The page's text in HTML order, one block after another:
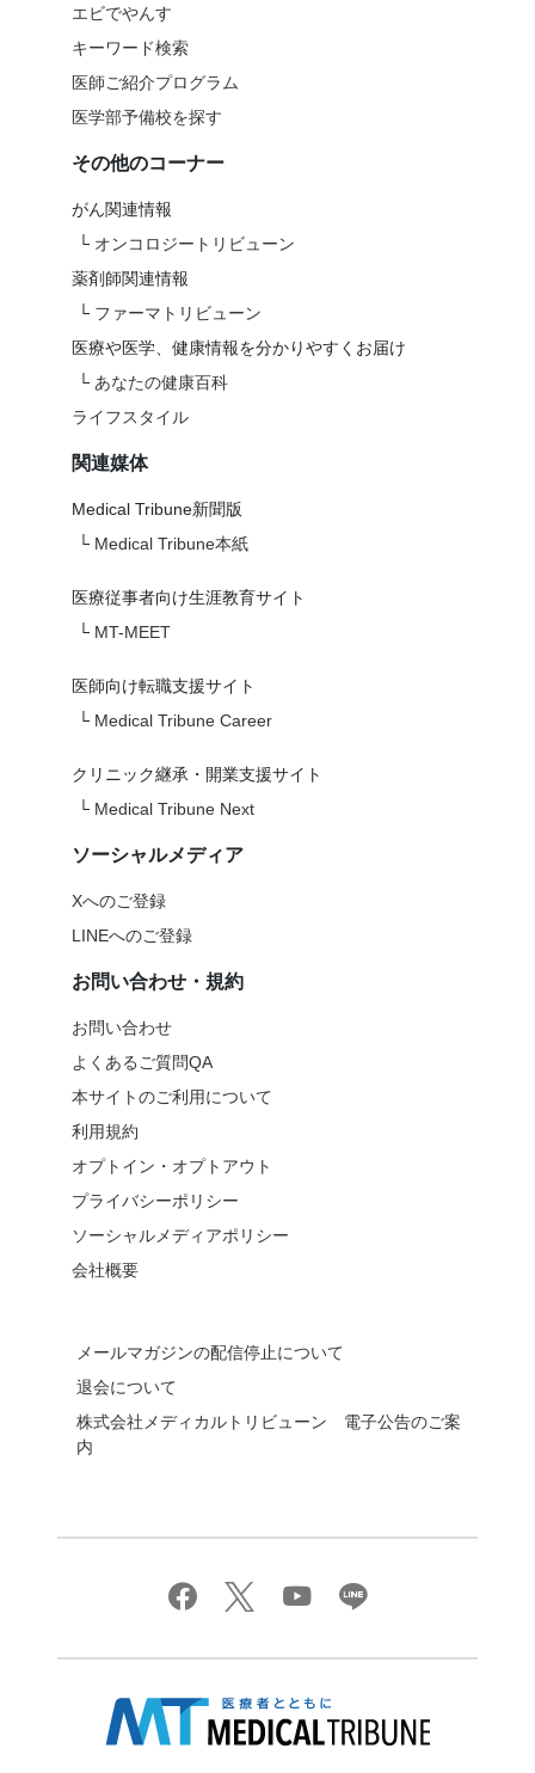
エビでやんす
キーワード検索
医師ご紹介プログラム
医学部予備校を探す
その他のコーナー
がん関連情報
└ オンコロジートリビューン
薬剤師関連情報
└ ファーマトリビューン
医療や医学、健康情報を分かりやすくお届け
└ あなたの健康百科
ライフスタイル
関連媒体
Medical Tribune新聞版
└ Medical Tribune本紙
医療従事者向け生涯教育サイト
└ MT-MEET
医師向け転職支援サイト
└ Medical Tribune Career
クリニック継承・開業支援サイト
└ Medical Tribune Next
ソーシャルメディア
Xへのご登録
LINEへのご登録
お問い合わせ・規約
お問い合わせ
よくあるご質問QA
本サイトのご利用について
利用規約
オプトイン・オプトアウト
プライバシーポリシー
ソーシャルメディアポリシー
会社概要
メールマガジンの配信停止について
退会について
株式会社メディカルトリビューン 電子公告のご案
内